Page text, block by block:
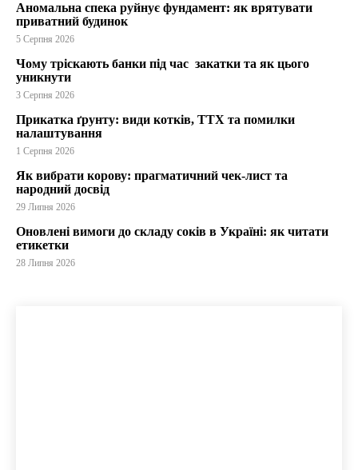
Аномальна спека руйнує фундамент: як врятувати
приватний будинок
5 Серпня 2026
Чому тріскають банки під час закатки та як цього
уникнути
3 Серпня 2026
Прикатка ґрунту: види котків, ТТХ та помилки
налаштування
1 Серпня 2026
Як вибрати корову: прагматичний чек-лист та
народний досвід
29 Липня 2026
Оновлені вимоги до складу соків в Україні: як читати
етикетки
28 Липня 2026